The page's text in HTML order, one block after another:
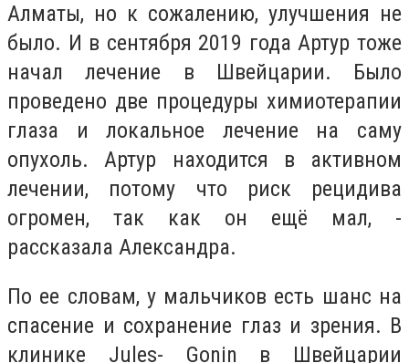
Алматы, но к сожалению, улучшения не
было. И в сентября 2019 года Артур тоже
начал лечение в Швейцарии. Было
проведено две процедуры химиотерапии
глаза и локальное лечение на саму
опухоль. Артур находится в активном
лечении, потому что риск рецидива
огромен, так как он ещё мал, -
рассказала Александра.
По ее словам, у мальчиков есть шанс на
спасение и сохранение глаз и зрения. В
клинике Jules- Gonin в Швейцарии